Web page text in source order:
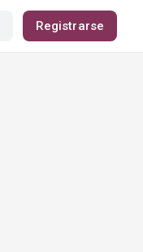
Registrarse